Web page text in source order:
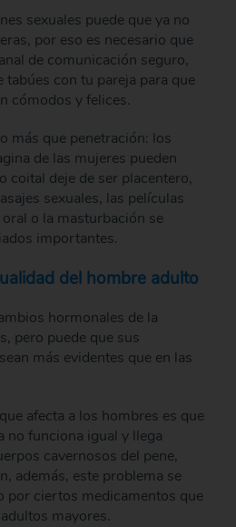
sexuales puede que ya no
por eso es necesario que
de comunicación seguro,
tabúes con tu pareja para que
cómodos y felices.
más que penetración: los
de las mujeres pueden
coital deje de ser placentero,
sexuales, las películas
o la masturbación se
importantes.
del hombre adulto
hormonales de la
pero puede que sus
más evidentes que en las
afecta a los hombres es que
no funciona igual y llega
cavernosos del pene,
además, este problema se
por ciertos medicamentos que
mayores.